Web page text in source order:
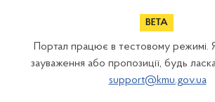
Портал працює в тестовому режимі.
зауваження або пропозиції, будь
support@kmu.gov.ua